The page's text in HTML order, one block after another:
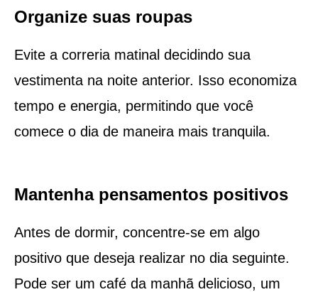
Organize suas roupas
Evite a correria matinal decidindo sua
vestimenta na noite anterior. Isso economiza
tempo e energia, permitindo que você
comece o dia de maneira mais tranquila.
Mantenha pensamentos positivos
Antes de dormir, concentre-se em algo
positivo que deseja realizar no dia seguinte.
Pode ser um café da manhã delicioso, um